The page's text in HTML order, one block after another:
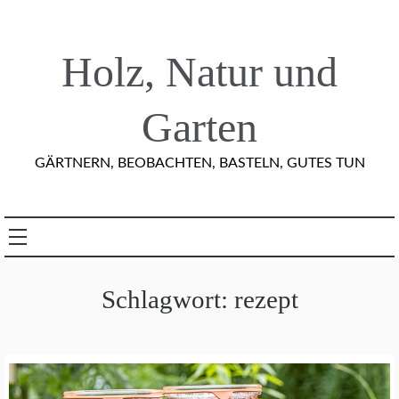
Holz, Natur und
Garten
GÄRTNERN, BEOBACHTEN, BASTELN, GUTES TUN
Schlagwort: rezept